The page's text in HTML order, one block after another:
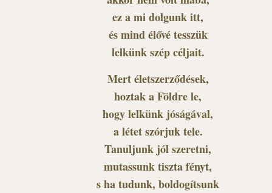
ez a mi dolgunk itt,
és mind élővé tesszük
lelkünk szép céljait.
Mert életszerződések,
hoztak a Földre le,
hogy lelkünk jóságával,
a létet szórjuk tele.
Tanuljunk jól szeretni,
mutassunk tiszta fényt,
s ha tudunk, boldogítsunk